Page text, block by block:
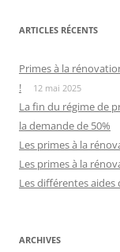
ARTICLES RÉCENTS
Primes à la
!
12 mai 2025
La fin du régime de
la demande de 50%
Les primes à la
Les primes à la
Les différentes aides
ARCHIVES